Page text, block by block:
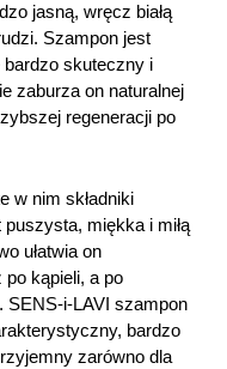
jasną, wręcz białą
Szampon jest
bardzo skuteczny i
zaburza on naturalnej
regeneracji po
w nim składniki
miękka i miłą
ułatwia on
kąpieli, a po
SENS-i-LAVI szampon
bardzo
zarówno dla